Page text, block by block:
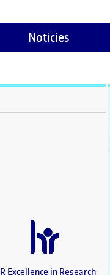
Notícies
nova)
una finestra nova)
nova)
finestra nova)
finestra nova)
Excellence in Research